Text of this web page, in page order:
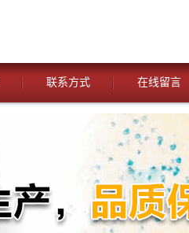
联系方式 在线留言